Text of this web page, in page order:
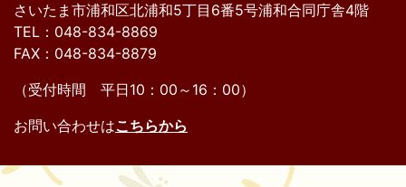
さいたま市浦和区北浦和5丁目6番5号浦和合同庁舎4階
TEL：048-834-8869
FAX：048-834-8879
（受付時間 平日10：00～16：00）
お問い合わせはこちらから